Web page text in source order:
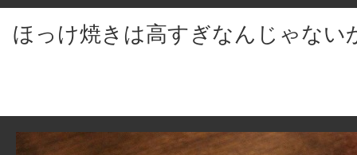
ほっけ焼きは高すぎなんじゃない